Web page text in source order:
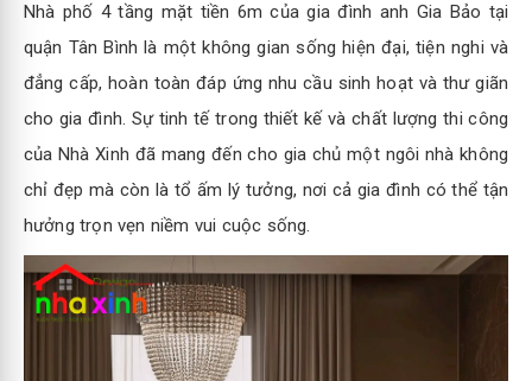
Nhà phố 4 tầng mặt tiền 6m của gia đình anh Gia Bảo tại
quận Tân Bình là một không gian sống hiện đại, tiện nghi và
đẳng cấp, hoàn toàn đáp ứng nhu cầu sinh hoạt và thư giãn
cho gia đình. Sự tinh tế trong thiết kế và chất lượng thi công
của Nhà Xinh đã mang đến cho gia chủ một ngôi nhà không
chỉ đẹp mà còn là tổ ấm lý tưởng, nơi cả gia đình có thể tận
hưởng trọn vẹn niềm vui cuộc sống.